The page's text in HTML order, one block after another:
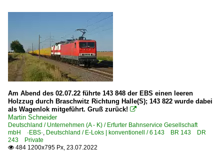
Am Abend des 02.07.22 führte 143 848 der EBS einen leeren
Holzzug durch Braschwitz Richtung Halle(S); 143 822 wurde dabei
als Wagenlok mitgeführt. Gruß zurück! 
Martin Schneider
Deutschland / Unternehmen (A - K) / Erfurter Bahnservice Gesellschaft
mbH ·EBS·, Deutschland / E-Loks | konventionell / 6 143 BR 143 DR
243 Private
 484 1200x795 Px, 23.07.2022